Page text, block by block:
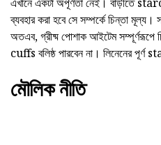
এখানে একটা অপূর্ণতা নেই। বাড়ীতে
ব্যবহার করা হবে সে সম্পর্কে চিন্তা
অতএব, গ্রীষ্ম পোশাক আইটেম সম্পূর্ণরূপে
cuffs বলিষ্ঠ পারবেন না। লিনেনের পূর্ণ
মৌলিক নীতি